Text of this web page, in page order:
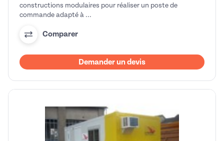
constructions modulaires pour réaliser un poste de
commande adapté à ...
Comparer
Demander un devis